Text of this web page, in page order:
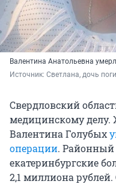
Валентина Анатольевна
Источник: Светлана, дочь
Свердловский
медицинскому делу.
Валентина Голубых
операции. Районный
екатеринбургские
2,1 миллиона